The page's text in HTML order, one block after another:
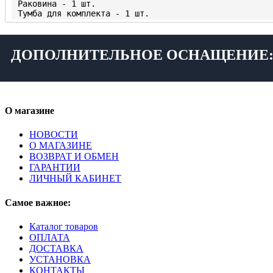
ДОПОЛНИТЕЛЬНОЕ ОСНАЩЕНИЕ:
О магазине
НОВОСТИ
О МАГАЗИНЕ
ВОЗВРАТ И ОБМЕН
ГАРАНТИИ
ЛИЧНЫЙ КАБИНЕТ
Самое важное:
Каталог товаров
ОПЛАТА
ДОСТАВКА
УСТАНОВКА
КОНТАКТЫ